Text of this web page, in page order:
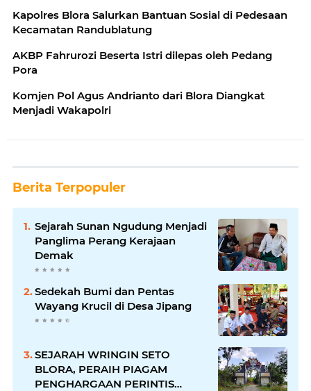
Kapolres Blora Salurkan Bantuan Sosial di Pedesaan
Kecamatan Randublatung
AKBP Fahrurozi Beserta Istri dilepas oleh Pedang
Pora
Komjen Pol Agus Andrianto dari Blora Diangkat
Menjadi Wakapolri
Berita Terpopuler
Sejarah Sunan Ngudung Menjadi
Panglima Perang Kerajaan
Demak
Sedekah Bumi dan Pentas
Wayang Krucil di Desa Jipang
SEJARAH WRINGIN SETO
BLORA, PERAIH PIAGAM
PENGHARGAAN PERINTIS